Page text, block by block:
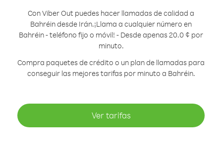
Con Viber Out puedes hacer llamadas de calidad a
Bahréin desde Irán.¡Llama a cualquier número en
Bahréin - teléfono fijo o móvil! - Desde apenas 20.0 ¢ por
minuto.
Compra paquetes de crédito o un plan de llamadas para
conseguir las mejores tarifas por minuto a Bahréin.
Ver tarifas